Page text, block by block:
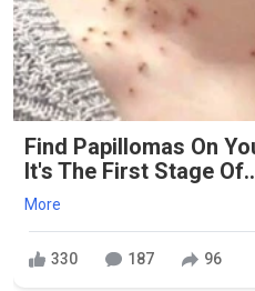
Find Papillomas On
It's The First Stage
More
330 187 96